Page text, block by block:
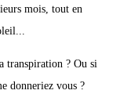
mois, tout en
transpiration ? Ou si
donneriez vous ?